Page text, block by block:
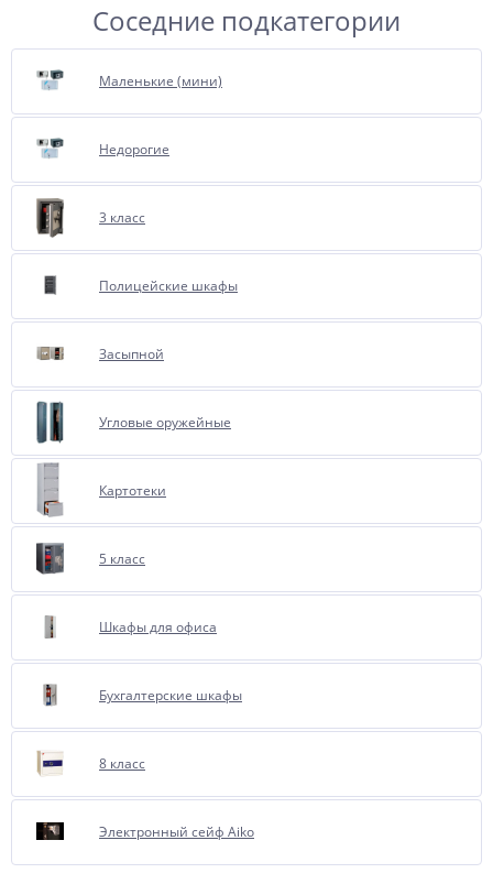
Соседние подкатегории
Маленькие (мини)
Недорогие
3 класс
Полицейские шкафы
Засыпной
Угловые оружейные
Картотеки
5 класс
Шкафы для офиса
Бухгалтерские шкафы
8 класс
Электронный сейф Aiko